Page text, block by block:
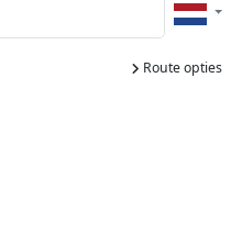
Route opties